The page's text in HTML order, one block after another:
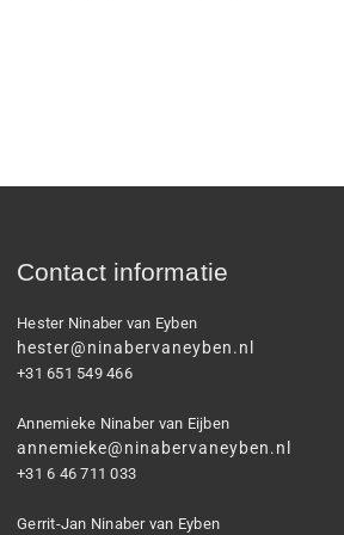
Contact informatie
Hester Ninaber van Eyben
hester@ninabervaneyben.nl
+31 651 549 466
Annemieke Ninaber van Eijben
annemieke@ninabervaneyben.nl
+31 6 46 711 033
Gerrit-Jan Ninaber van Eyben